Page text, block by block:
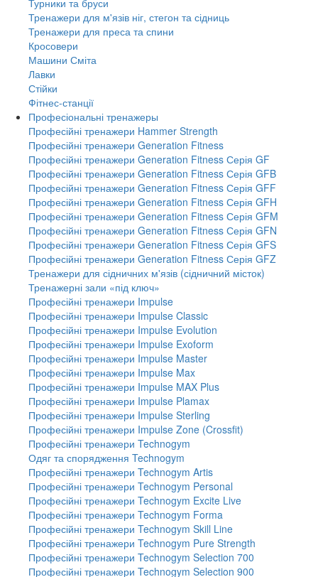
Тренажери для м'язів ніг, стегон та сідниць
Тренажери для преса та спини
Кросовери
Машини Сміта
Лавки
Стійки
Фітнес-станції
Професіональні тренажеры
Професійні тренажери Hammer Strength
Професійні тренажери Generation Fitness
Професійні тренажери Generation Fitness Серія GF
Професійні тренажери Generation Fitness Серія GFB
Професійні тренажери Generation Fitness Серія GFF
Професійні тренажери Generation Fitness Серія GFH
Професійні тренажери Generation Fitness Серія GFM
Професійні тренажери Generation Fitness Серія GFN
Професійні тренажери Generation Fitness Серія GFS
Професійні тренажери Generation Fitness Серія GFZ
Тренажери для сідничних м'язів (сідничний місток)
Тренажерні зали «під ключ»
Професійні тренажери Impulse
Професійні тренажери Impulse Classic
Професійні тренажери Impulse Evolution
Професійні тренажери Impulse Exoform
Професійні тренажери Impulse Master
Професійні тренажери Impulse Max
Професійні тренажери Impulse MAX Plus
Професійні тренажери Impulse Plamax
Професійні тренажери Impulse Sterling
Професійні тренажери Impulse Zone (Crossfit)
Професійні тренажери Technogym
Одяг та спорядження Technogym
Професійні тренажери Technogym Artis
Професійні тренажери Technogym Personal
Професійні тренажери Technogym Excite Live
Професійні тренажери Technogym Forma
Професійні тренажери Technogym Skill Line
Професійні тренажери Technogym Pure Strength
Професійні тренажери Technogym Selection 700
Професійні тренажери Technogym Selection 900